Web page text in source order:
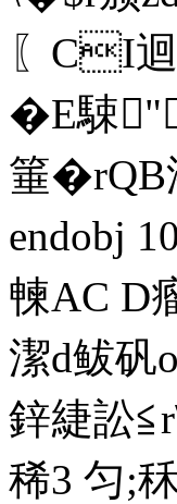
〖CI
�E駷
箠�
endobj
朄AC D
潔d鲅矾
鋅緁訟
稀3 匀;